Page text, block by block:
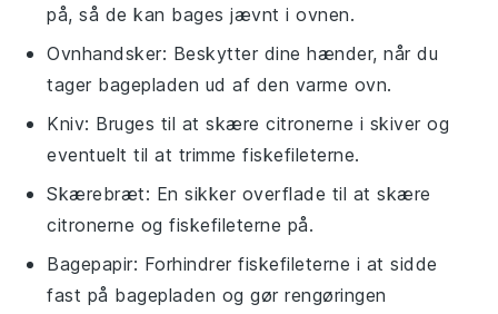
på, så de kan bages jævnt i ovnen.
Ovnhandsker: Beskytter dine hænder, når du
tager bagepladen ud af den varme ovn.
Kniv: Bruges til at skære citronerne i skiver og
eventuelt til at trimme fiskefileterne.
Skærebræt: En sikker overflade til at skære
citronerne og fiskefileterne på.
Bagepapir: Forhindrer fiskefileterne i at sidde
fast på bagepladen og gør rengøringen